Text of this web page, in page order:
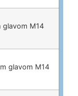
glavom M14
glavom M14